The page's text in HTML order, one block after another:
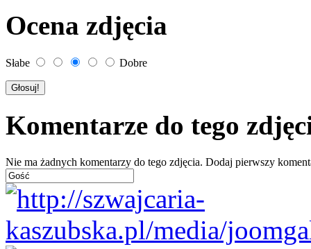
Ocena zdjęcia
Słabe Dobre
Komentarze do tego
Nie ma żadnych komentarzy do tego zdjęcia. Dodaj pierwszy